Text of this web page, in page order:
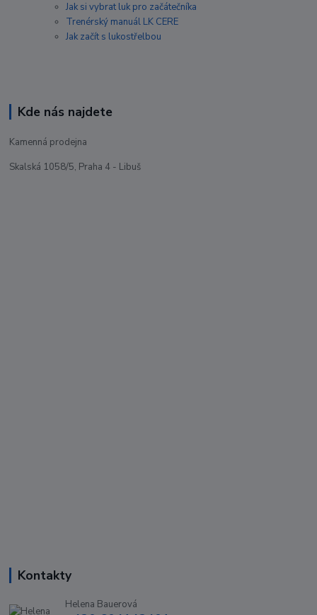
Jak si vybrat luk pro začátečníka
Trenérský manuál LK CERE
Jak začít s lukostřelbou
Kde nás najdete
Kamenná prodejna
Skalská 1058/5, Praha 4 - Libuš
Kontakty
Helena Bauerová